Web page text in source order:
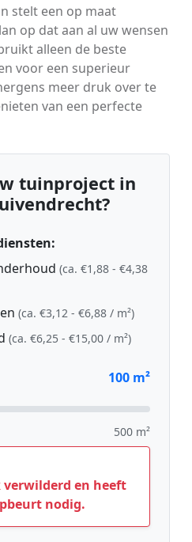
stelt een op maat
op dat aan al uw wensen
alleen de beste
voor een superieur
meer druk over te
van een perfecte
tuinproject in
(ca. €1,88 - €4,38
(ca. €3,12 - €6,88 / m²)
(ca. €6,25 - €15,00 / m²)
100 m²
500 m²
en heeft
nodig.